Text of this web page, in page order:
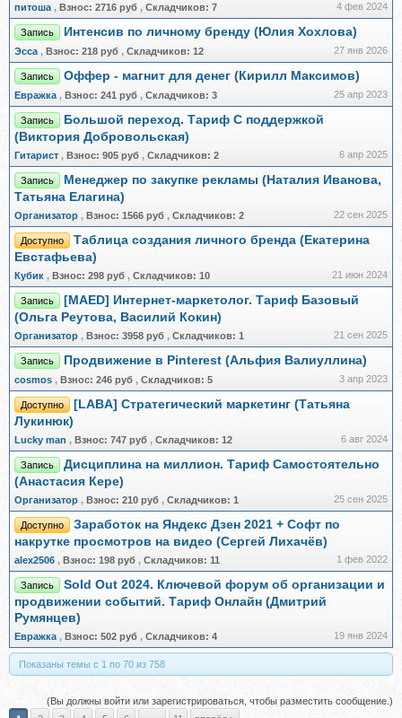
питоша , Взнос: 2716 руб , Складчиков: 7 4 фев 2024
Запись Интенсив по личному бренду (Юлия Хохлова)
Эсса , Взнос: 218 руб , Складчиков: 12 27 янв 2026
Запись Оффер - магнит для денег (Кирилл Максимов)
Евражкa , Взнос: 241 руб , Складчиков: 3 25 апр 2023
Запись
Большой переход. Тариф С поддержкой
(Виктория Добровольская)
Гитарист , Взнос: 905 руб , Складчиков: 2 6 апр 2025
Запись
Менеджер по закупке рекламы (Наталия Иванова,
Татьяна Елагина)
Организатор , Взнос: 1566 руб , Складчиков: 2 22 сен 2025
Доступно
Таблица создания личного бренда (Екатерина
Евстафьева)
Кубик , Взнос: 298 руб , Складчиков: 10 21 июн 2024
Запись
[MAED] Интернет-маркетолог. Тариф Базовый
(Ольга Реутова, Василий Кокин)
Организатор , Взнос: 3958 руб , Складчиков: 1 21 сен 2025
Запись Продвижение в Pinterest (Альфия Валиуллина)
cosmos , Взнос: 246 руб , Складчиков: 5 3 апр 2023
Доступно
[LABA] Стратегический маркетинг (Татьяна
Лукинюк)
Lucky man , Взнос: 747 руб , Складчиков: 12 6 авг 2024
Запись
Дисциплина на миллион. Тариф Самостоятельно
(Анастасия Кере)
Организатор , Взнос: 210 руб , Складчиков: 1 25 сен 2025
Доступно
Заработок на Яндекс Дзен 2021 + Софт по
накрутке просмотров на видео (Сергей Лихачёв)
alex2506 , Взнос: 198 руб , Складчиков: 11 1 фев 2022
Запись
Sold Out 2024. Ключевой форум об организации и
продвижении событий. Тариф Онлайн (Дмитрий
Румянцев)
Евражкa , Взнос: 502 руб , Складчиков: 4 19 янв 2024
Показаны темы с 1 по 70 из 758
(Вы должны войти или зарегистрироваться, чтобы разместить сообщение.)